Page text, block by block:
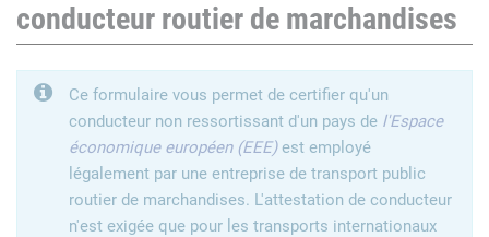
conducteur routier de marchandises
Ce formulaire vous permet de certifier qu'un
conducteur non ressortissant d'un pays de l'Espace
économique européen (EEE)est employé
légalement par une entreprise de transport public
routier de marchandises. L'attestation de conducteur
n'est exigée que pour les transports internationaux